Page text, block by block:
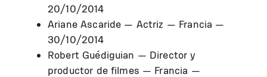
20/10/2014
Ariane Ascaride — Actriz — Francia —
30/10/2014
Robert Guédiguian — Director y
productor de filmes — Francia —